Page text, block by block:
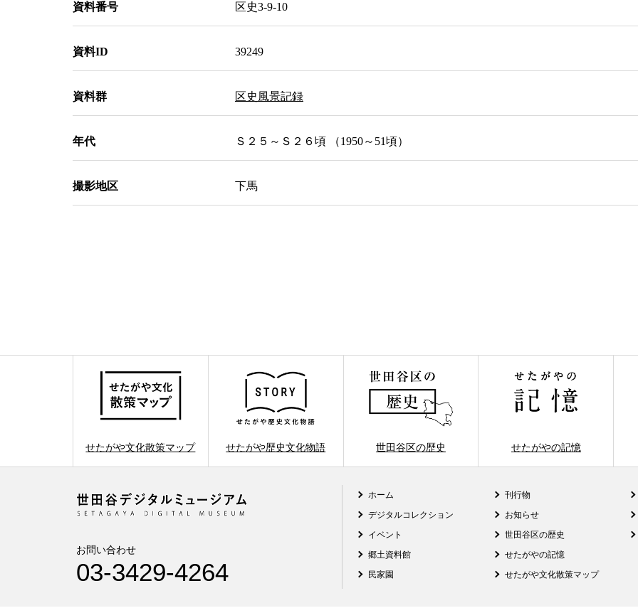
資料番号 区史3-9-10
資料ID 39249
資料群 区史風景記録
年代 Ｓ２５～Ｓ２６頃 （1950～51頃）
撮影地区 下馬
せたがや文化散策マップ せたがや歴史文化物語 世田谷区の歴史 せたがやの記憶
お問い合わせ
03-3429-4264
ホーム
デジタルコレクション
イベント
郷土資料館
民家園
刊行物
お知らせ
世田谷区の歴史
せたがやの記憶
せたがや文化散策マップ